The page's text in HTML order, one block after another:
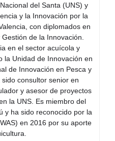
del Santa (UNS) y
y la Innovación por la
con diplomados en
de la Innovación.
en el sector acuícola y
la Unidad de Innovación en
de Innovación en Pesca y
consultor senior en
y asesor de proyectos
la UNS. Es miembro del
y ha sido reconocido por la
en 2016 por su aporte